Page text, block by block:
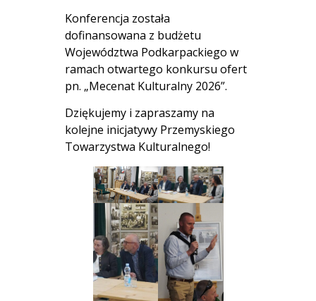
Konferencja została
dofinansowana z budżetu
Województwa Podkarpackiego w
ramach otwartego konkursu ofert
pn. „Mecenat Kulturalny 2026”.
Dziękujemy i zapraszamy na
kolejne inicjatywy Przemyskiego
Towarzystwa Kulturalnego!